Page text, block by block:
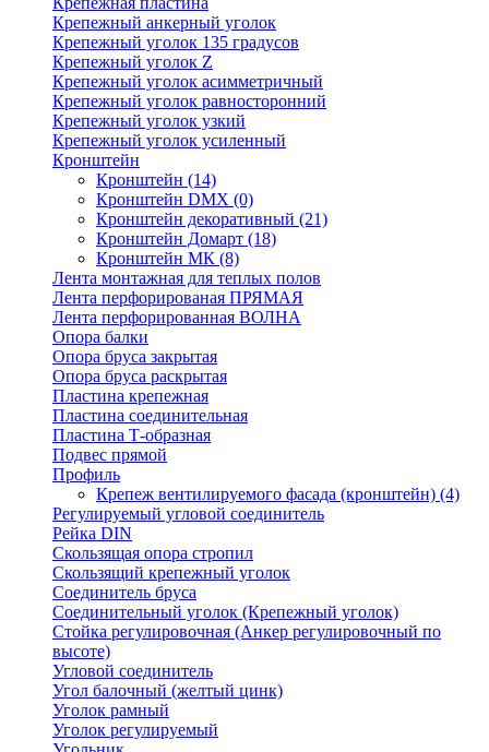
Крепежный анкерный уголок
Крепежный уголок 135 градусов
Крепежный уголок Z
Крепежный уголок асимметричный
Крепежный уголок равносторонний
Крепежный уголок узкий
Крепежный уголок усиленный
Кронштейн
Кронштейн (14)
Кронштейн DMX (0)
Кронштейн декоративный (21)
Кронштейн Домарт (18)
Кронштейн МК (8)
Лента монтажная для теплых полов
Лента перфорированая ПРЯМАЯ
Лента перфорированная ВОЛНА
Опора балки
Опора бруса закрытая
Опора бруса раскрытая
Пластина крепежная
Пластина соединительная
Пластина Т-образная
Подвес прямой
Профиль
Крепеж вентилируемого фасада (кронштейн) (4)
Регулируемый угловой соединитель
Рейка DIN
Скользящая опора стропил
Скользящий крепежный уголок
Соединитель бруса
Соединительный уголок (Крепежный уголок)
Стойка регулировочная (Анкер регулировочный по
высоте)
Угловой соединитель
Угол балочный (желтый цинк)
Уголок рамный
Уголок регулируемый